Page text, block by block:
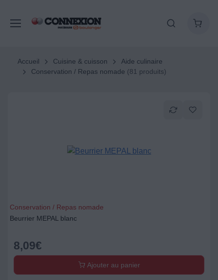
Accueil Cuisine & cuisson
Aide culinaire
Conservation / Repas nomade (81 produits)
Conservation / Repas nomade
Beurrier MEPAL blanc
8,09€
Ajouter au panier